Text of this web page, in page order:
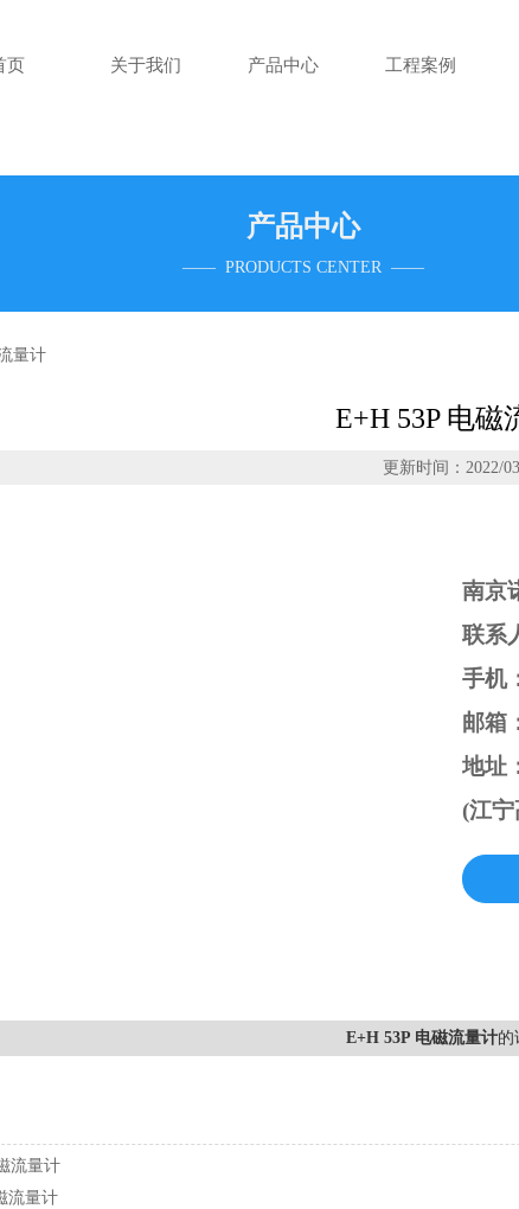
页 关于我们 产品中心 工程案例
产品中心
—— PRODUCTS CENTER ——
量计
E+H 53P 电磁
更新时间：2022/
南京
联系
手机
邮箱
地址
(江
E+H 53P 电磁流量计的
流量计
流量计